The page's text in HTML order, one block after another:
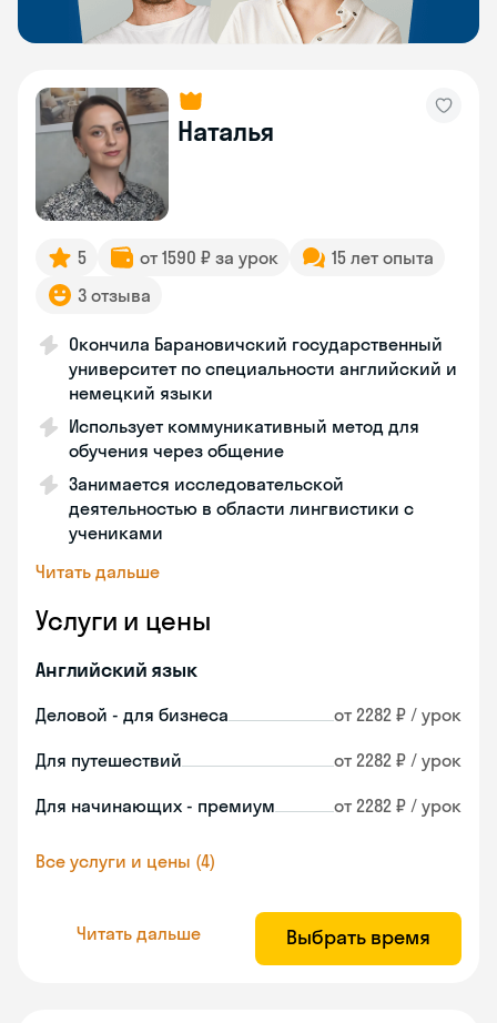
Наталья
5 от 1590 ₽ за урок
15 лет опыта
3 отзыва
Окончила Барановичский государственный
университет по специальности английский и
немецкий языки
Использует коммуникативный метод для
обучения через общение
Занимается исследовательской
деятельностью в области лингвистики с
учениками
Читать дальше
Услуги и цены
Английский язык
Деловой - для бизнеса от 2282 ₽ / урок
Для путешествий от 2282 ₽ / урок
Для начинающих - премиум от 2282 ₽ / урок
Все услуги и цены (4)
Читать дальше Выбрать время